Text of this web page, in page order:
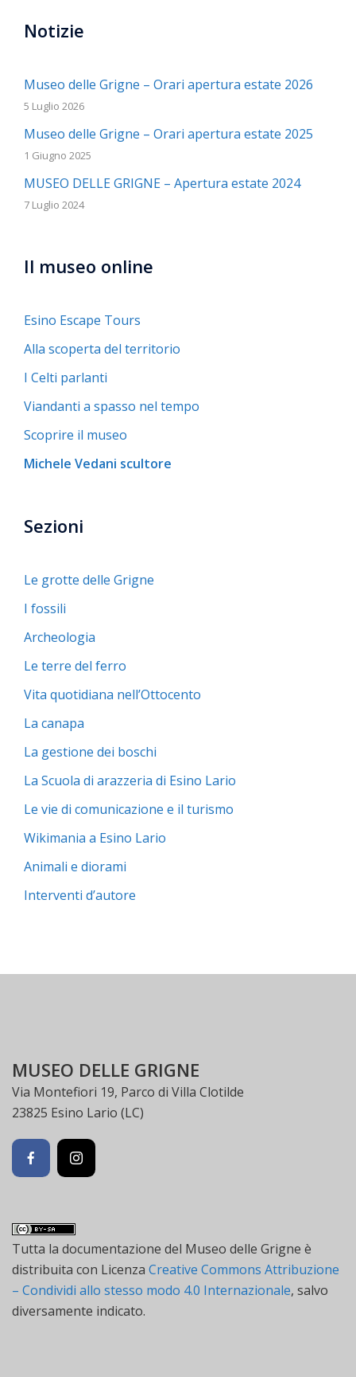
Notizie
Museo delle Grigne – Orari apertura estate 2026
5 Luglio 2026
Museo delle Grigne – Orari apertura estate 2025
1 Giugno 2025
MUSEO DELLE GRIGNE – Apertura estate 2024
7 Luglio 2024
Il museo online
Esino Escape Tours
Alla scoperta del territorio
I Celti parlanti
Viandanti a spasso nel tempo
Scoprire il museo
Michele Vedani scultore
Sezioni
Le grotte delle Grigne
I fossili
Archeologia
Le terre del ferro
Vita quotidiana nell’Ottocento
La canapa
La gestione dei boschi
La Scuola di arazzeria di Esino Lario
Le vie di comunicazione e il turismo
Wikimania a Esino Lario
Animali e diorami
Interventi d’autore
MUSEO DELLE GRIGNE
Via Montefiori 19, Parco di Villa Clotilde
23825 Esino Lario (LC)
Tutta la documentazione del Museo delle Grigne è
distribuita con Licenza Creative Commons Attribuzione
– Condividi allo stesso modo 4.0 Internazionale, salvo
diversamente indicato.